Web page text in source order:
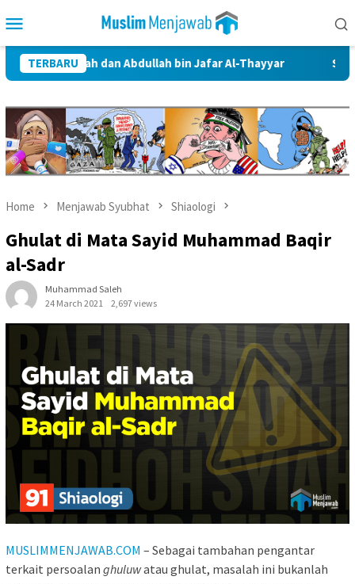
to
Menu
TERBARU
dan Abdullah bin Jafar Al-Thayyar Siapa Ahlul Bait
Home Menjawab Syubhat Shiaologi
Ghulat di Mata Sayid Muhammad Baqir
al-Sadr
Muhammad Saleh
24 March 2021
2,697 views
MUSLIMMENJAWAB.COM – Sebagai tambahan pengantar
terkait persoalan ghuluwatau ghulat, masalah ini bukanlah